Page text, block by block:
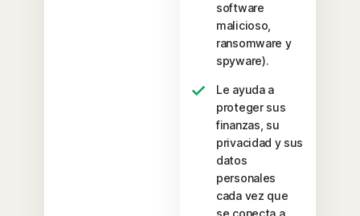
software
malicioso,
ransomware y
spyware).
Le ayuda a
proteger sus
finanzas, su
privacidad y sus
datos
personales
cada vez que
se conecta a